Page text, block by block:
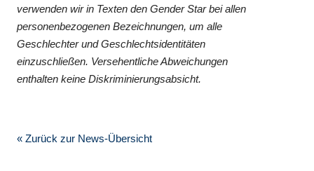
verwenden wir in Texten den Gender Star bei allen
personenbezogenen Bezeichnungen, um alle
Geschlechter und Geschlechtsidentitäten
einzuschließen. Versehentliche Abweichungen
enthalten keine Diskriminierungsabsicht.
« Zurück zur News-Übersicht